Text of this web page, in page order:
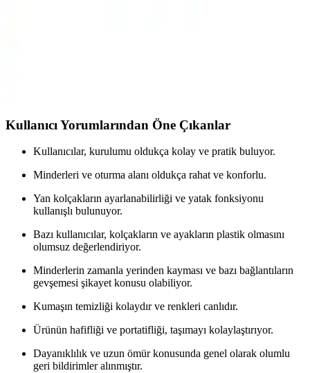
Kullanıcı Yorumlarından Öne Çıkanlar
Kullanıcılar, kurulumu oldukça kolay ve pratik buluyor.
Minderleri ve oturma alanı oldukça rahat ve konforlu.
Yan kolçakların ayarlanabilirliği ve yatak fonksiyonu
kullanışlı bulunuyor.
Bazı kullanıcılar, kolçakların ve ayakların plastik olmasını
olumsuz değerlendiriyor.
Minderlerin zamanla yerinden kayması ve bazı bağlantıların
gevşemesi şikayet konusu olabiliyor.
Kumaşın temizliği kolaydır ve renkleri canlıdır.
Ürünün hafifliği ve portatifliği, taşımayı kolaylaştırıyor.
Dayanıklılık ve uzun ömür konusunda genel olarak olumlu
geri bildirimler alınmıştır.